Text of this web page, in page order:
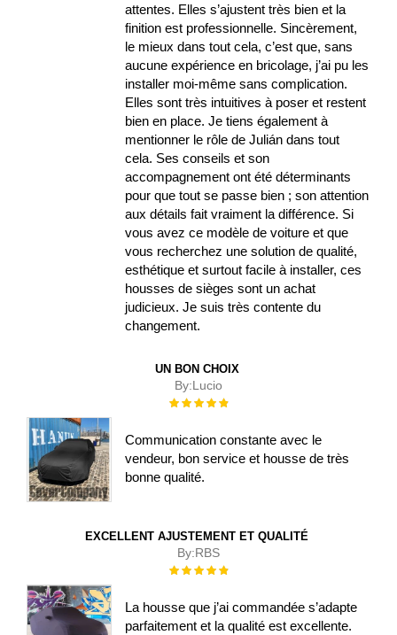
attentes. Elles s’ajustent très bien et la
finition est professionnelle. Sincèrement,
le mieux dans tout cela, c’est que, sans
aucune expérience en bricolage, j’ai pu les
installer moi-même sans complication.
Elles sont très intuitives à poser et restent
bien en place. Je tiens également à
mentionner le rôle de Julián dans tout
cela. Ses conseils et son
accompagnement ont été déterminants
pour que tout se passe bien ; son attention
aux détails fait vraiment la différence. Si
vous avez ce modèle de voiture et que
vous recherchez une solution de qualité,
esthétique et surtout facile à installer, ces
housses de sièges sont un achat
judicieux. Je suis très contente du
changement.
UN BON CHOIX
By:Lucio
Évaluation :
Communication constante avec le
vendeur, bon service et housse de très
bonne qualité.
EXCELLENT AJUSTEMENT ET QUALITÉ
By:RBS
Évaluation :
La housse que j’ai commandée s’adapte
parfaitement et la qualité est excellente.